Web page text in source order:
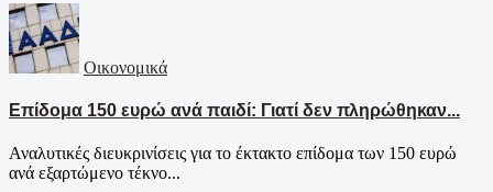
Οικονομικά
Επίδομα 150 ευρώ ανά παιδί: Γιατί δεν πληρώθηκαν...
Αναλυτικές διευκρινίσεις για το έκτακτο επίδομα των 150 ευρώ
ανά εξαρτώμενο τέκνο...